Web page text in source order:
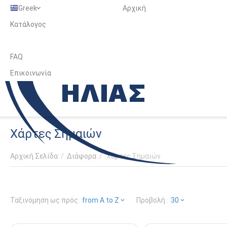
Greek
Αρχική
Κατάλογος
FAQ
Επικοινωνία
Χάρτες Σημαιών
Αρχική Σελίδα / Διάφορα / Χάρτες Σημαιών
Ταξινόμηση ως πρός: from A to Z Προβολή : 30